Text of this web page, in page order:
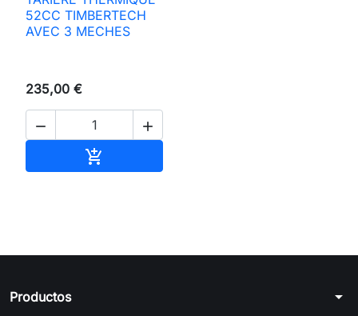
52CC TIMBERTECH
AVEC 3 MECHES
235,00 €
 

Productos arrow_drop_down